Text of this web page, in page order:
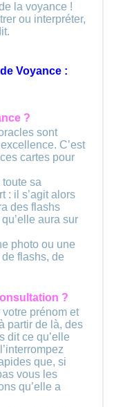
la voyance !
ou interpréter,
Voyance :
?
sont
C’est
cartes pour
sa
: il s’agit alors
des flashs
aura sur
photo ou une
flashs, de
?
prénom et
partir de là, des
dit ce qu’elle
que, si
vous les
qu’elle a